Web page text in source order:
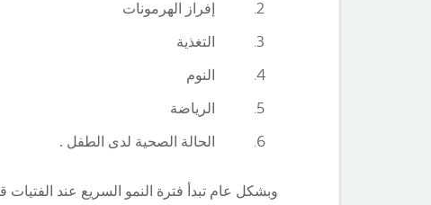
إفراز الهرمونات
التغذية
النوم
الرياضة
الحالة الصحية لدى الطفل .